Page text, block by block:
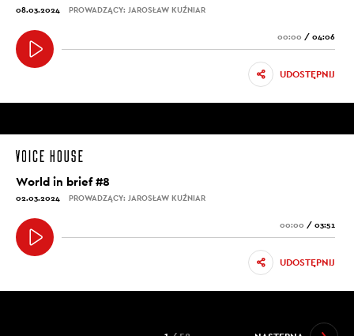
08.03.2024 PROWADZĄCY: JAROSŁAW KUŹNIAR
00:00 / 04:06
UDOSTĘPNIJ
World in brief #8
02.03.2024 PROWADZĄCY: JAROSŁAW KUŹNIAR
00:00 / 03:51
UDOSTĘPNIJ